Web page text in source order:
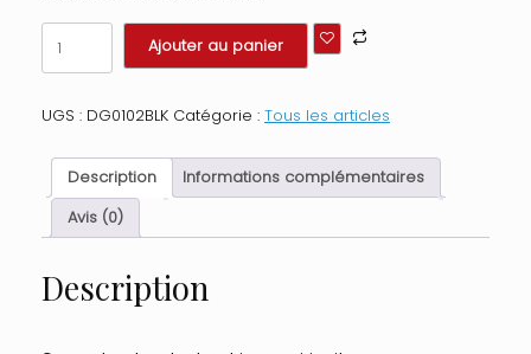
quantité
de
Bodystocking
ajouré
guêpière
avec
filet
:
TU,
Ajouter au panier
UGS : DG0102BLK Catégorie : Tous les articles
Description
Informations complémentaires
Avis (0)
Description